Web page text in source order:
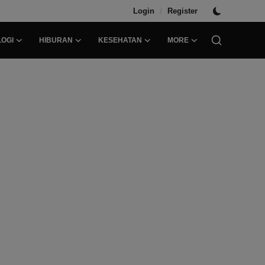
Login / Register
HIBURAN KESEHATAN MORE